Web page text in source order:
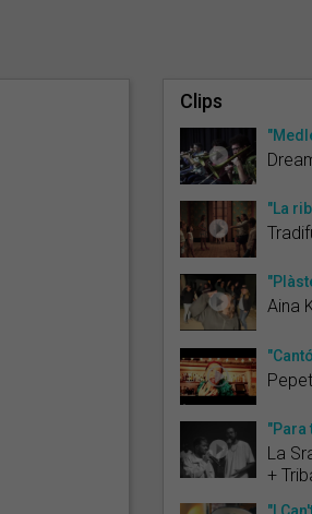
Clips
"La
Aina
"Para
La
+
"I